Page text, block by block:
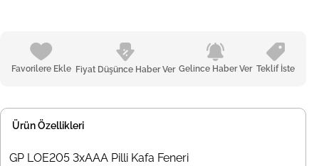
Favorilere Ekle Fiyat Düşünce Haber Ver Gelince Haber Ver Teklif İste
Ürün Özellikleri
GP LOE205 3xAAA Pilli Kafa Feneri